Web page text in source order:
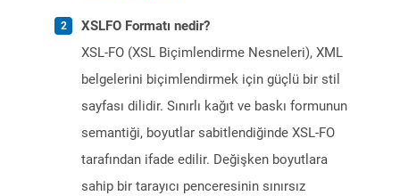
XSLFO Formatı nedir?
XSL-FO (XSL Biçimlendirme Nesneleri), XML
belgelerini biçimlendirmek için güçlü bir stil
sayfası dilidir. Sınırlı kağıt ve baskı formunun
semantiği, boyutlar sabitlendiğinde XSL-FO
tarafından ifade edilir. Değişken boyutlara
sahip bir tarayıcı penceresinin sınırsız